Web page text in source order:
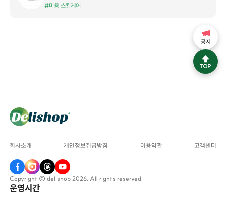
#미용 스킨케어
회사소개 개인정보취급방침 이용약관 고객센터
Copyright © delishop 2026. All rights reserved.
운영시간
공지